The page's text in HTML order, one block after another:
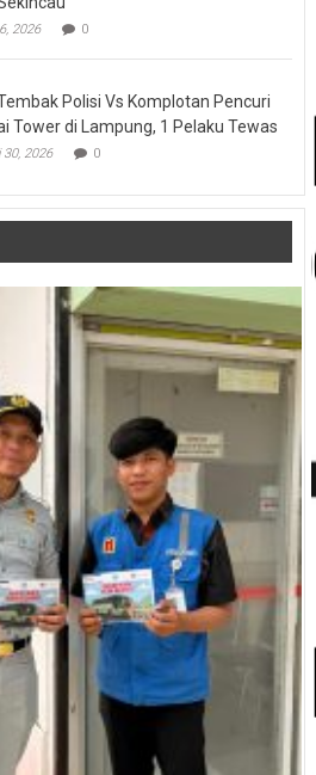
2026 0
Polisi Vs Komplotan Pencuri
Tower di Lampung, 1 Pelaku Tewas
30, 2026 0